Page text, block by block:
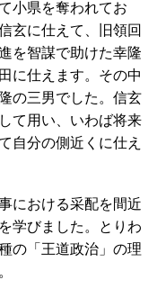
小県を奪われてお
玄に仕えて、旧領回
を智謀で助けた幸隆
に仕えます。その中
の三男でした。信玄
て用い、いわば将来
自分の側近くに仕え
における采配を間近
学びました。とりわ
の「王道政治」の理